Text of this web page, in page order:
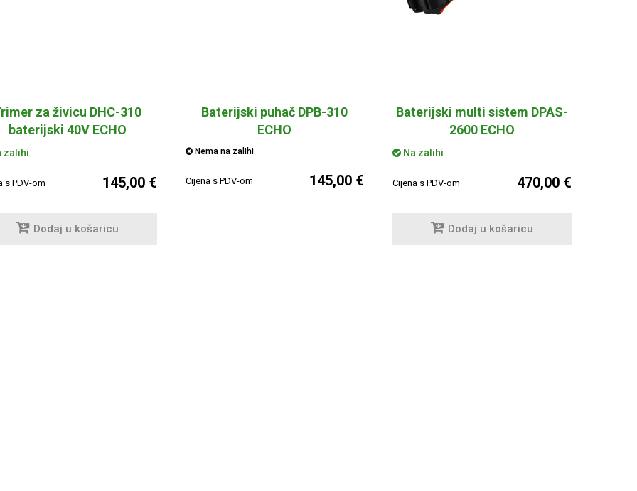
za živicu DHC-310
baterijski 40V ECHO
zalihi
s PDV-om 145,00 €
Dodaj u košaricu
Baterijski puhač DPB-310
ECHO
Nema na zalihi
Cijena s PDV-om 145,00 €
Baterijski multi sistem DPAS-
2600 ECHO
Na zalihi
Cijena s PDV-om 470,00 €
Dodaj u košaricu